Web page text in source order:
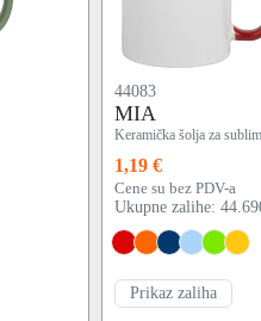
44083
MIA
Keramička šolja za
1,19 €
Cene su bez PDV-a
Ukupne zalihe:
Prikaz zaliha